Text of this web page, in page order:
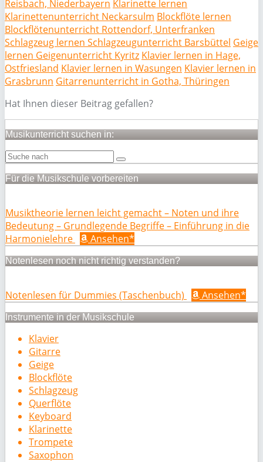
Reisbach, Niederbayern Klarinette lernen
Klarinettenunterricht Neckarsulm Blockflöte lernen
Blockflötenunterricht Rottendorf, Unterfranken
Schlagzeug lernen Schlagzeugunterricht Barsbüttel Geige
lernen Geigenunterricht Kyritz Klavier lernen in Hage,
Ostfriesland Klavier lernen in Wasungen Klavier lernen in
Grasbrunn Gitarrenunterricht in Gotha, Thüringen
Hat Ihnen dieser Beitrag gefallen?
Musikunterricht suchen in:
Für die Musikschule vorbereiten
Musiktheorie lernen leicht gemacht – Noten und ihre
Bedeutung – Grundlegende Begriffe – Einführung in die
Harmonielehre
Ansehen*
Notenlesen noch nicht richtig verstanden?
Notenlesen für Dummies (Taschenbuch) Ansehen*
Instrumente in der Musikschule
Klavier
Gitarre
Geige
Blockflöte
Schlagzeug
Querflöte
Keyboard
Klarinette
Trompete
Saxophon